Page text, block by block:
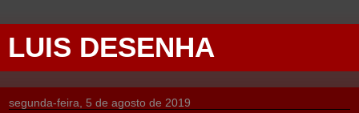
LUIS DESENHA
segunda-feira, 5 de agosto de 2019